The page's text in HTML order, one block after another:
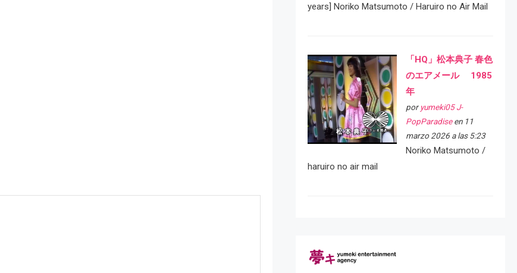
years] Noriko Matsumoto / Haruiro no Air Mail
「HQ」松本典子 春色
のエアメール 1985
年
por yumeki05 J-
PopParadiseen 11
marzo 2026 a las 5:23
Noriko Matsumoto /
haruiro no air mail